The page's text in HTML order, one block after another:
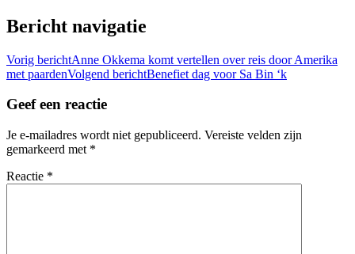
Bericht navigatie
Vorig berichtAnne Okkema komt vertellen over reis door Amerika
met paardenVolgend berichtBenefiet dag voor Sa Bin ‘k
Geef een reactie
Je e-mailadres wordt niet gepubliceerd. Vereiste velden zijn
gemarkeerd met *
Reactie *